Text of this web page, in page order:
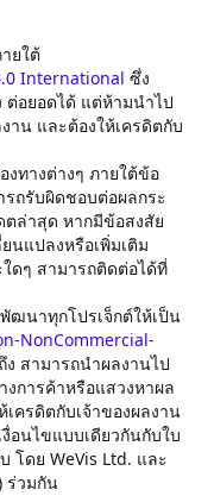
ยใต้
International ซึ่ง
อยอดได้ แต่ห้ามนำไป
าน และต้องให้เครดิตกับ
ทางต่างๆ ภายใต้ข้อ
รถรับผิดชอบต่อผลกระ
ล่าสุด หากมีข้อสงสัย
นแปลงหรือเพิ่มเติม
ดๆ สามารถติดต่อได้ที่
ฒนาทุกโปรเจ็กต์ให้เป็น
NonCommercial-
ง สามารถนำผลงานไป
การค้าหรือแสวงหาผล
ครดิตกับเจ้าของผลงาน
อนไขแบบเดียวกันกับใบ
โดย WeVis Ltd. และ
ร่วมกัน